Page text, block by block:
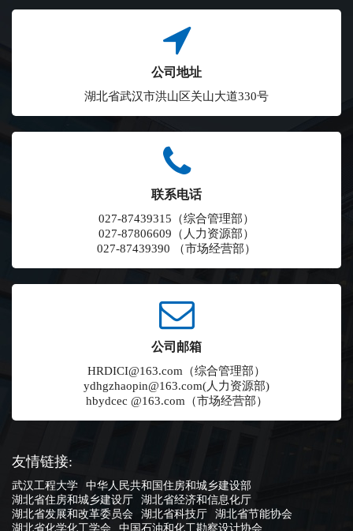
公司地址
湖北省武汉市洪山区关山大道330号
联系电话
027-87439315（综合管理部）
027-87806609（人力资源部）
027-87439390 （市场经营部）
公司邮箱
HRDICI@163.com（综合管理部）
ydhgzhaopin@163.com(人力资源部)
hbydcec @163.com（市场经营部）
友情链接:
武汉工程大学
中华人民共和国住房和城乡建设部
湖北省住房和城乡建设厅
湖北省经济和信息化厅
湖北省发展和改革委员会
湖北省科技厅
湖北省节能协会
湖北省化学化工学会
中国石油和化工勘察设计协会